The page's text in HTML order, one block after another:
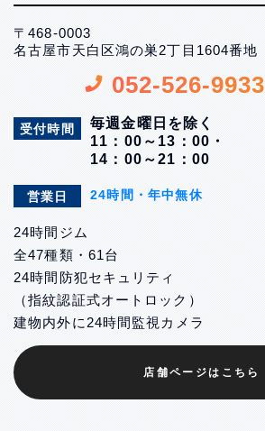
〒468-0003
名古屋市天白区鴻の巣2丁目1604番地
052-526-9933
受付時間
毎週金曜日を除く
11：00～13：00・
14：00～21：00
営業日 24時間・年中無休
24時間ジム
全47種類・61台
24時間防犯セキュリティ
（指紋認証式オートロック）
建物内外に24時間監視カメラ
店舗ページはこちら